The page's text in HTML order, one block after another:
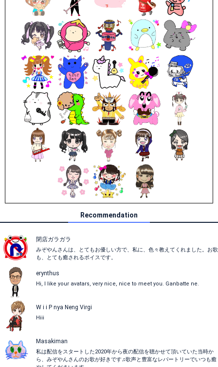
Recommendation
閉店ガラガラ
みぞやんさんは、とてもお優しい方で、私に、色々教えてくれました。お歌
も、とても癒されるポイスです。
erynthus
Hi, I like your avatars, very nice, nice to meet you. Ganbatte ne.
W i i P nya Neng Virgi
Hiii
Masakiman
私は配信をスタートした2020年から夜の配信を聴かせて頂いていた当時か
ら、みぞやんさんのお歌が好きです♫歌声と豊富なレパートリーでいつも癒